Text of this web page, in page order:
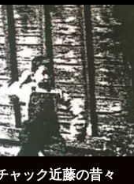
ャック近藤の昔々